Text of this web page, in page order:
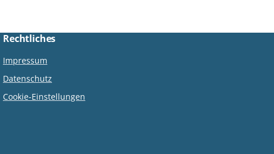
Rechtliches
Impressum
Datenschutz
Cookie-Einstellungen